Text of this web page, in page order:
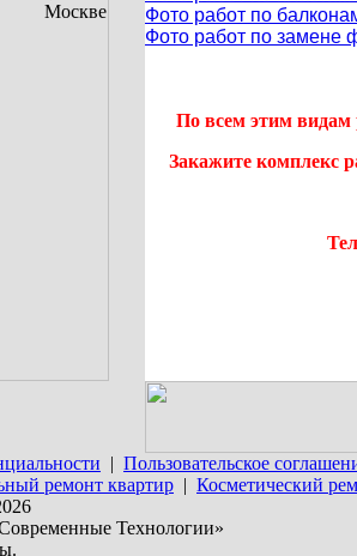
Фото работ по
Фото работ по замене
По всем этим видам
Закажите комплекс
| Пользовательское
ремонт квартир | Косметический
Технологии»